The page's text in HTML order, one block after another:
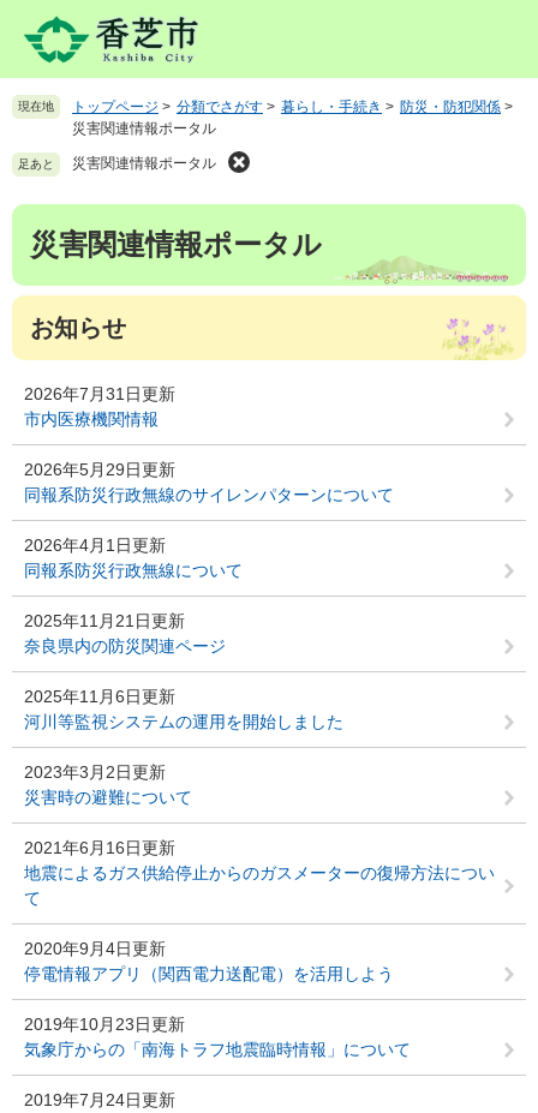
先
。
を
て
へ
現在地 トップページ > 分類でさがす > 暮らし・手続き > 防災・防犯関係 >
災害関連情報ポータル
足あと 災害関連情報ポータル
本
災害関連情報ポータル
お知らせ
2026年7月31日更新
市内医療機関情報
2026年5月29日更新
同報系防災行政無線のサイレンパターンについて
2026年4月1日更新
同報系防災行政無線について
2025年11月21日更新
奈良県内の防災関連ページ
2025年11月6日更新
河川等監視システムの運用を開始しました
2023年3月2日更新
災害時の避難について
2021年6月16日更新
地震によるガス供給停止からのガスメーターの復帰方法につい
て
2020年9月4日更新
停電情報アプリ（関西電力送配電）を活用しよう
2019年10月23日更新
気象庁からの「南海トラフ地震臨時情報」について
2019年7月24日更新